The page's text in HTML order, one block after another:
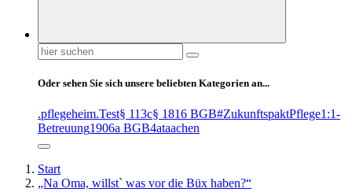
Suchen
nach:
Oder sehen Sie sich unsere beliebten Kategorien an...
.pflegeheim.Test§ 113c§ 1816 BGB#ZukunftspaktPflege1:1-
Betreuung1906a BGB4ataachen
Start
„Na Oma, willst` was vor die Büx haben?“